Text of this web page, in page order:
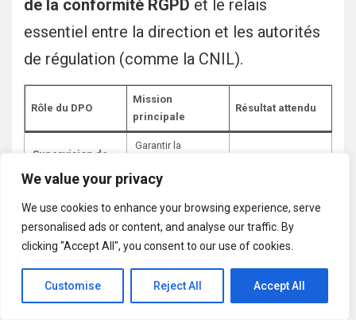
We value your privacy
We use cookies to enhance your browsing experience, serve
personalised ads or content, and analyse our traffic. By
clicking "Accept All", you consent to our use of cookies.
Customise Reject All Accept All
de la conformité RGPD et le relais
essentiel entre la direction et les autorités
de régulation (comme la CNIL).
Rôle du DPO
Mission
principale
Résultat attendu
Supervision de
la conformité
Garantir la
données
Sensibilisation
Former le
personnel à la
Meilleure hygiène
Suivre les